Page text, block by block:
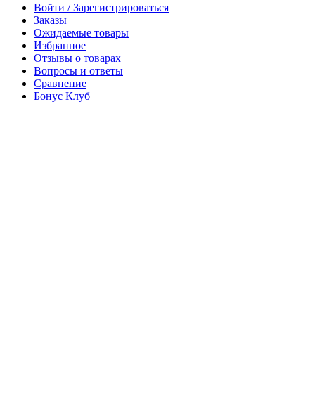
Войти / Зарегистрироваться
Заказы
Ожидаемые товары
Избранное
Отзывы о товарах
Вопросы и ответы
Сравнение
Бонус Клуб